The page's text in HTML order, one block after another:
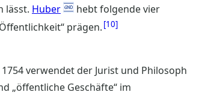
lässt. Huber
hebt folgende vier
prägen. 10
verwendet der Jurist und Philosoph
„öffentliche Geschäfte“ im